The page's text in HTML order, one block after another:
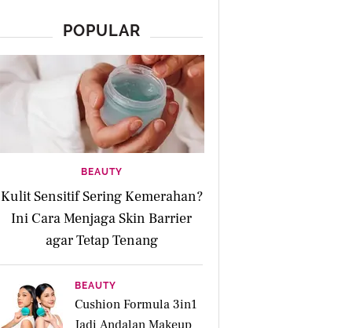
POPULAR
BEAUTY
Kulit Sensitif Sering Kemerahan?
Ini Cara Menjaga Skin Barrier
agar Tetap Tenang
BEAUTY
Cushion Formula 3in1
Jadi Andalan Makeup